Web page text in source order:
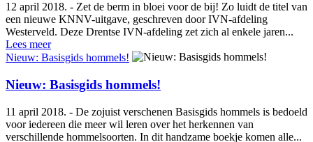
12 april 2018. - Zet de berm in bloei voor de bij! Zo luidt de titel van
een nieuwe KNNV-uitgave, geschreven door IVN-afdeling
Westerveld. Deze Drentse IVN-afdeling zet zich al enkele jaren...
Lees meer
Nieuw: Basisgids hommels!
Nieuw: Basisgids hommels!
11 april 2018. - De zojuist verschenen Basisgids hommels is bedoeld
voor iedereen die meer wil leren over het herkennen van
verschillende hommelsoorten. In dit handzame boekje komen alle...